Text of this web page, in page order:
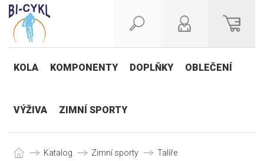
KOLA KOMPONENTY DOPLŇKY OBLEČENÍ
VÝŽIVA ZIMNÍ SPORTY
Katalog Zimní sporty Talíře